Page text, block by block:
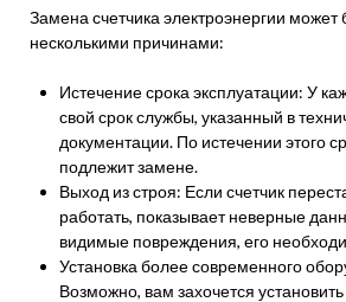
Замена счетчика электроэнергии может
несколькими причинами:
Истечение срока эксплуатации: У
свой срок службы, указанный в
документации. По истечении этого
подлежит замене.
Выход из строя: Если счетчик
работать, показывает неверные
видимые повреждения, его
Установка более современного
Возможно, вам захочется